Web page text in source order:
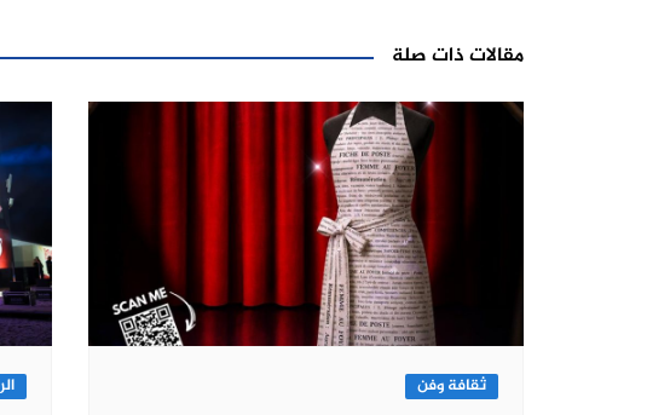
مقالات ذات صلة
ثقافة وفن